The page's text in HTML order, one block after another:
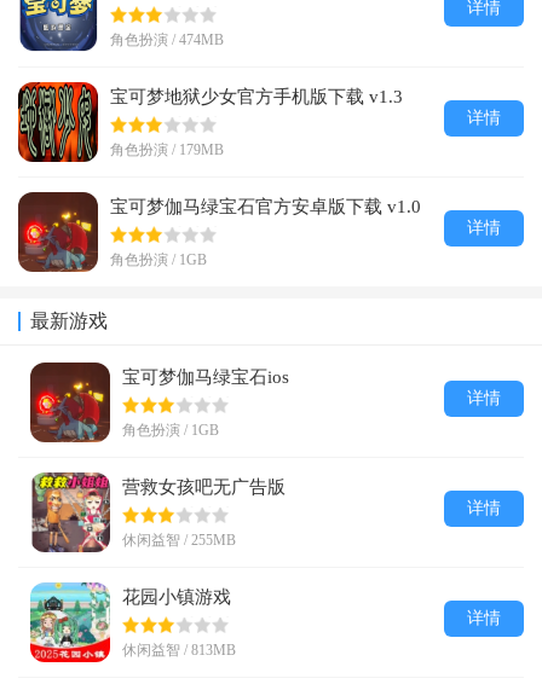
角色扮演 / 474MB
详情
宝可梦地狱少女官方手机版下载 v1.3
角色扮演 / 179MB
详情
宝可梦伽马绿宝石官方安卓版下载 v1.0
角色扮演 / 1GB
详情
最新游戏
宝可梦伽马绿宝石ios
角色扮演 / 1GB
详情
营救女孩吧无广告版
休闲益智 / 255MB
详情
花园小镇游戏
休闲益智 / 813MB
详情